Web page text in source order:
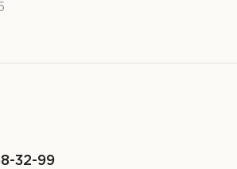
32-99